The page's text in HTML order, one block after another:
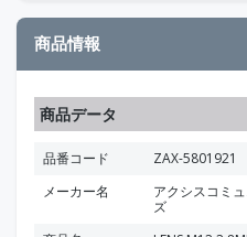
商品情報
商品データ
品番コード
ZAX-5801921
メーカー名
アクシスコミ
ズ